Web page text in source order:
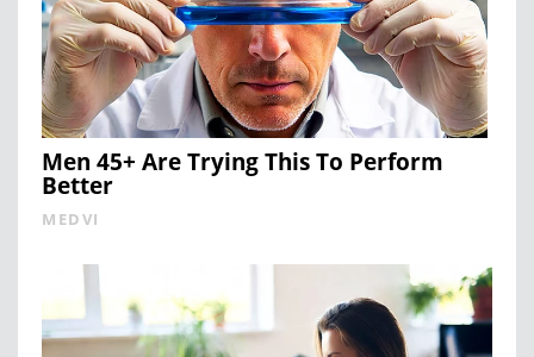
Men 45+ Are Trying This To Perform
Better
MEDVI